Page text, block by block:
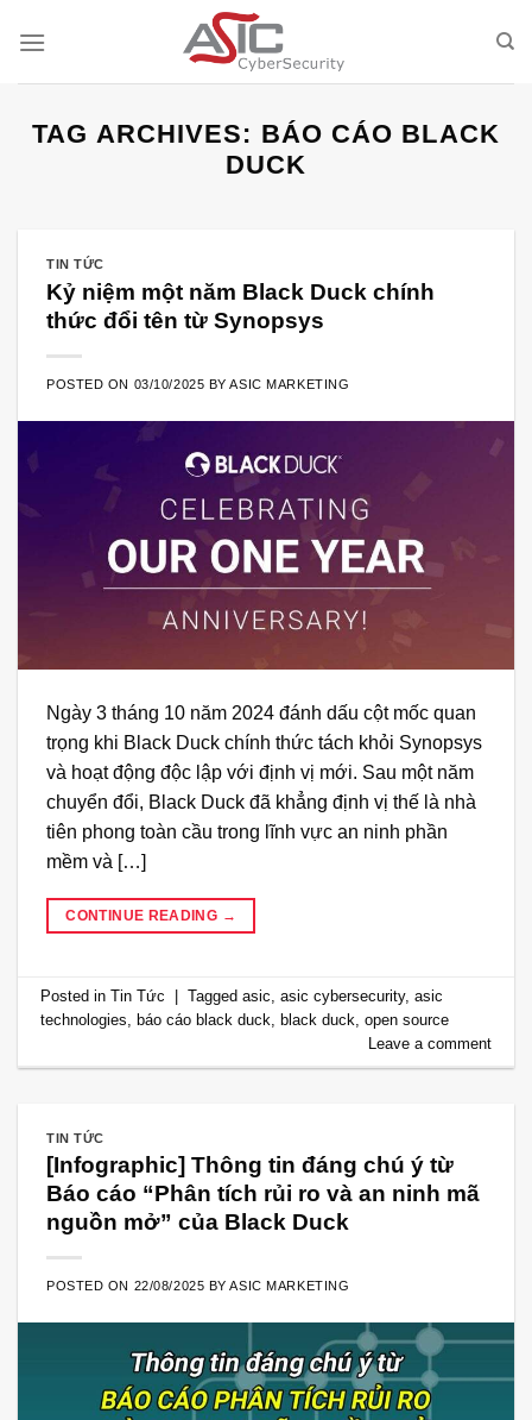
TAG ARCHIVES: BÁO CÁO BLACK
DUCK
TIN TỨC
Kỷ niệm một năm Black Duck chính
thức đổi tên từ Synopsys
POSTED ON 03/10/2025 BYASIC MARKETING
Ngày 3 tháng 10 năm 2024 đánh dấu cột mốc quan
trọng khi Black Duck chính thức tách khỏi Synopsys
và hoạt động độc lập với định vị mới. Sau một năm
chuyển đổi, Black Duck đã khẳng định vị thế là nhà
tiên phong toàn cầu trong lĩnh vực an ninh phần
mềm và […]
CONTINUE READING →
Posted inTin Tức Taggedasic ,asic cybersecurity,asic
technologies
báo cáo black duck black duck ,open source
Leave a comment
TIN TỨC
[Infographic] Thông tin đáng chú ý từ
Báo cáo “Phân tích rủi ro và an ninh mã
nguồn mở” của Black Duck
POSTED ON 22/08/2025 BYASIC MARKETING